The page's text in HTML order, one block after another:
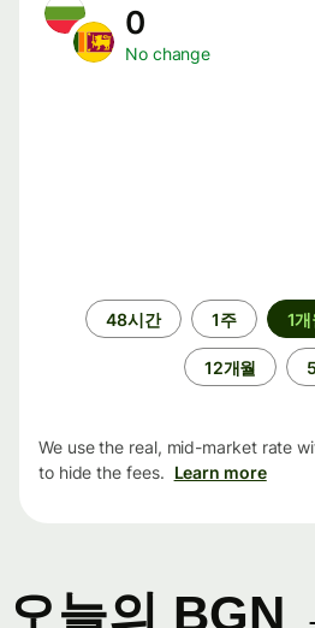
0
No change
48시간 1주 1개
12개월
We use the real, mid-market rate
to hide the fees. Learn more
오늘의